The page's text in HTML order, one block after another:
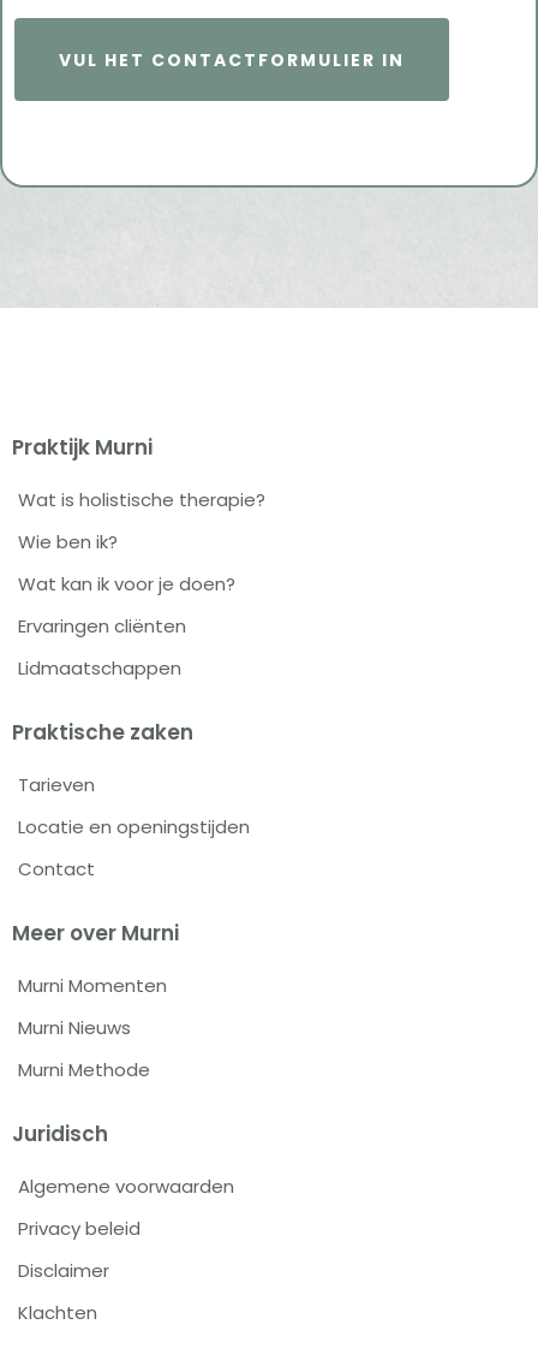
VUL HET CONTACTFORMULIER IN
Praktijk Murni
Wat is holistische therapie?
Wie ben ik?
Wat kan ik voor je doen?
Ervaringen cliënten
Lidmaatschappen
Praktische zaken
Tarieven
Locatie en openingstijden
Contact
Meer over Murni
Murni Momenten
Murni Nieuws
Murni Methode
Juridisch
Algemene voorwaarden
Privacy beleid
Disclaimer
Klachten